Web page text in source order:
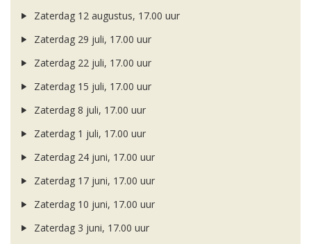
Zaterdag 12 augustus, 17.00 uur
Zaterdag 29 juli, 17.00 uur
Zaterdag 22 juli, 17.00 uur
Zaterdag 15 juli, 17.00 uur
Zaterdag 8 juli, 17.00 uur
Zaterdag 1 juli, 17.00 uur
Zaterdag 24 juni, 17.00 uur
Zaterdag 17 juni, 17.00 uur
Zaterdag 10 juni, 17.00 uur
Zaterdag 3 juni, 17.00 uur